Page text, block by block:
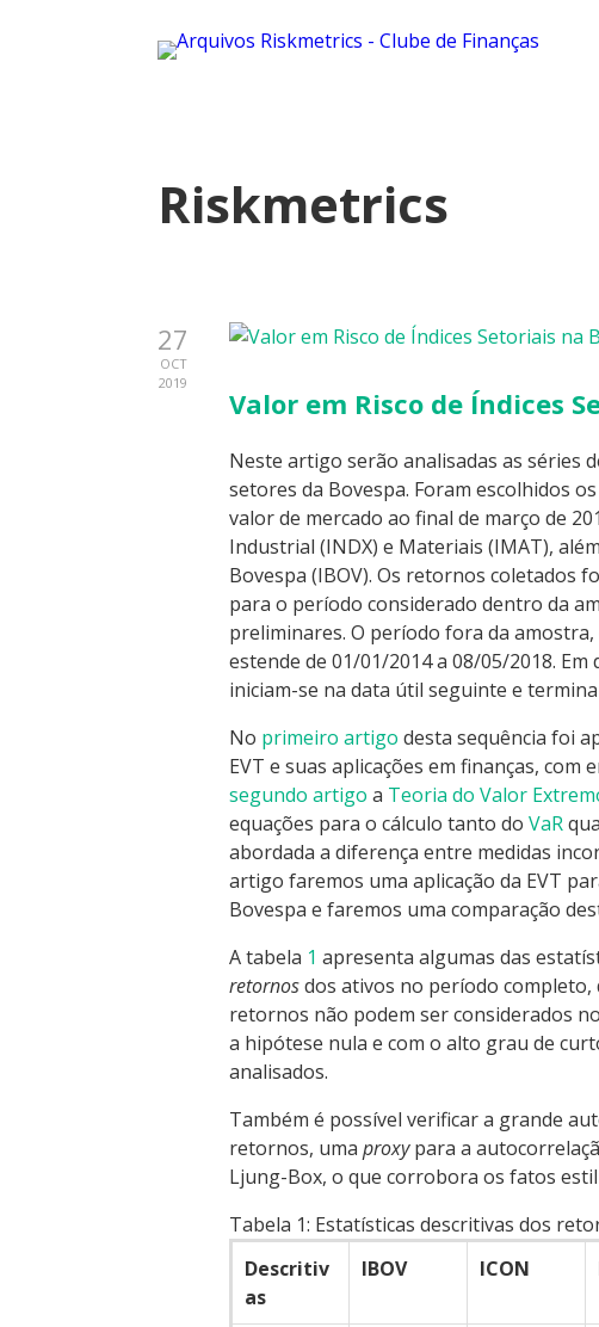
Riskmetrics
27
OCT
2019
Valor em Risco de Índices
Neste artigo serão analisadas as séries
setores da Bovespa. Foram escolhidos
valor de mercado ao final de março de
Industrial (INDX) e Materiais (IMAT),
Bovespa (IBOV). Os retornos coletados
para o período considerado dentro da
preliminares. O período fora da
estende de 01/01/2014 a 08/05/2018.
iniciam-se na data útil seguinte e
No primeiro artigo desta sequência foi
EVT e suas aplicações em finanças,
segundo artigo a Teoria do Valor
equações para o cálculo tanto do VaR
abordada a diferença entre medidas
artigo faremos uma aplicação da EVT
Bovespa e faremos uma comparação
A tabela 1 apresenta algumas das
retornosdos ativos no período
retornos não podem ser considerados
a hipótese nula e com o alto grau de
analisados.
Também é possível verificar a grande
retornos, uma proxypara a
Ljung-Box, o que corrobora os fatos
Tabela 1: Estatísticas descritivas dos
Descritiv
as
IBOV ICON